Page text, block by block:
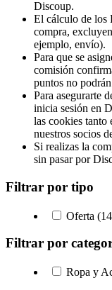
Discoup.
El cálculo de los
compra,
ejemplo, envío).
Para que se
comisión
puntos no
Para asegurarte
inicia sesión en
las cookies tanto
nuestros socios
Si realizas la
sin pasar por
Filtrar por tipo
Oferta
Filtrar por
Ropa y